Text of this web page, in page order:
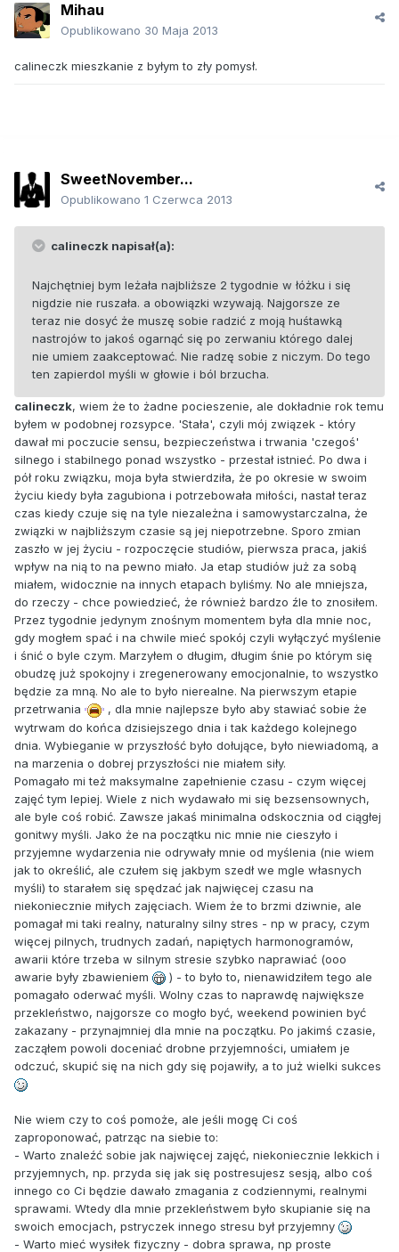
Mihau
Opublikowano 30 Maja 2013
calineczk mieszkanie z byłym to zły pomysł.
SweetNovember...
Opublikowano 1 Czerwca 2013
calineczk napisał(a):
Najchętniej bym leżała najbliższe 2 tygodnie w łóżku i się
nigdzie nie ruszała. a obowiązki wzywają. Najgorsze ze
teraz nie dosyć że muszę sobie radzić z moją huśtawką
nastrojów to jakoś ogarnąć się po zerwaniu którego dalej
nie umiem zaakceptować. Nie radzę sobie z niczym. Do tego
ten zapierdol myśli w głowie i ból brzucha.
calineczk, wiem że to żadne pocieszenie, ale dokładnie rok temu
byłem w podobnej rozsypce. 'Stała', czyli mój związek - który
dawał mi poczucie sensu, bezpieczeństwa i trwania 'czegoś'
silnego i stabilnego ponad wszystko - przestał istnieć. Po dwa i
pół roku związku, moja była stwierdziła, że po okresie w swoim
życiu kiedy była zagubiona i potrzebowała miłości, nastał teraz
czas kiedy czuje się na tyle niezależna i samowystarczalna, że
związki w najbliższym czasie są jej niepotrzebne. Sporo zmian
zaszło w jej życiu - rozpoczęcie studiów, pierwsza praca, jakiś
wpływ na nią to na pewno miało. Ja etap studiów już za sobą
miałem, widocznie na innych etapach byliśmy. No ale mniejsza,
do rzeczy - chce powiedzieć, że również bardzo źle to znosiłem.
Przez tygodnie jedynym znośnym momentem była dla mnie noc,
gdy mogłem spać i na chwile mieć spokój czyli wyłączyć myślenie
i śnić o byle czym. Marzyłem o długim, długim śnie po którym się
obudzę już spokojny i zregenerowany emocjonalnie, to wszystko
będzie za mną. No ale to było nierealne. Na pierwszym etapie
przetrwania
, dla mnie najlepsze było aby stawiać sobie że
wytrwam do końca dzisiejszego dnia i tak każdego kolejnego
dnia. Wybieganie w przyszłość było dołujące, było niewiadomą, a
na marzenia o dobrej przyszłości nie miałem siły.
Pomagało mi też maksymalne zapełnienie czasu - czym więcej
zajęć tym lepiej. Wiele z nich wydawało mi się bezsensownych,
ale byle coś robić. Zawsze jakaś minimalna odskocznia od ciągłej
gonitwy myśli. Jako że na początku nic mnie nie cieszyło i
przyjemne wydarzenia nie odrywały mnie od myślenia (nie wiem
jak to określić, ale czułem się jakbym szedł we mgle własnych
myśli) to starałem się spędzać jak najwięcej czasu na
niekoniecznie miłych zajęciach. Wiem że to brzmi dziwnie, ale
pomagał mi taki realny, naturalny silny stres - np w pracy, czym
więcej pilnych, trudnych zadań, napiętych harmonogramów,
awarii które trzeba w silnym stresie szybko naprawiać (ooo
awarie były zbawieniem
) - to było to, nienawidziłem tego ale
pomagało oderwać myśli. Wolny czas to naprawdę największe
przekleństwo, najgorsze co mogło być, weekend powinien być
zakazany - przynajmniej dla mnie na początku. Po jakimś czasie,
zacząłem powoli doceniać drobne przyjemności, umiałem je
odczuć, skupić się na nich gdy się pojawiły, a to już wielki sukces
Nie wiem czy to coś pomoże, ale jeśli mogę Ci coś
zaproponować, patrząc na siebie to:
- Warto znaleźć sobie jak najwięcej zajęć, niekoniecznie lekkich i
przyjemnych, np. przyda się jak się postresujesz sesją, albo coś
innego co Ci będzie dawało zmagania z codziennymi, realnymi
sprawami. Wtedy dla mnie przekleństwem było skupianie się na
swoich emocjach, pstryczek innego stresu był przyjemny
- Warto mieć wysiłek fizyczny - dobra sprawa, np proste